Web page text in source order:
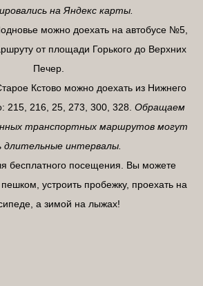
на Яндекс карты.
можно доехать на автобусе №5,
от площади Горького до Верхних
Печер.
Кстово можно доехать из Нижнего
215, 216, 25, 273, 300, 328. Обращаем
транспортных маршрутов могут
длительные интервалы.
бесплатного посещения. Вы можете
устроить пробежку, проехать на
а зимой на лыжах!